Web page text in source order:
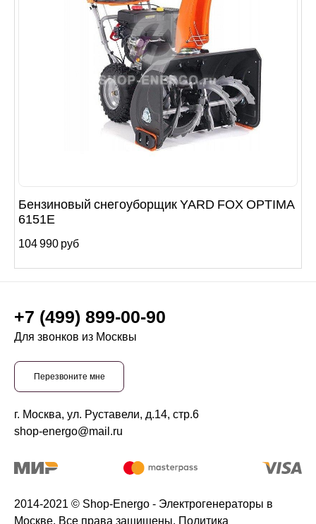
Бензиновый снегоуборщик YARD FOX OPTIMA
6151E
104 990 руб
+7 (499) 899-00-90
Для звонков из Москвы
Перезвоните мне
г. Москва, ул. Руставели, д.14, стр.6
shop-energo@mail.ru
2014-2021 © Shop-Energo - Электрогенераторы в
Москве. Все права защищены. Политика